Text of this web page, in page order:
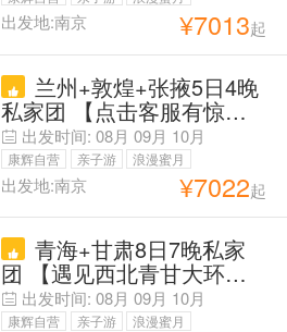
速青甘大环线』「全程高分
酒店」【赠】沙漠活动体验
+限时无人机航拍 〖翡翠湖
+莫高窟+鸣沙山+青海湖
+茶卡盐湖〗
父母安心游
出发地:南京 ¥7013起
兰州+敦煌+张掖5日4晚
私家团 【点击客服有惊
喜】【敦进兰出】 全程臻
选酒店 玩沙赏窟 A线产品
指定酒店 B线兰州进敦煌出
24小时目的地专车接送机
+24小时微信客服管家【爆
品】
出发时间: 08月 09月 10月
康辉自营 亲子游
浪漫蜜月
父母安心游
出发地:南京 ¥7022起
青海+甘肃8日7晚私家
团 【遇见西北青甘大环线
·360度网红5湖大赏】探索
青甘大环线“千年佛窟”莫高
出发时间: 08月 09月 10月
康辉自营 亲子游
浪漫蜜月